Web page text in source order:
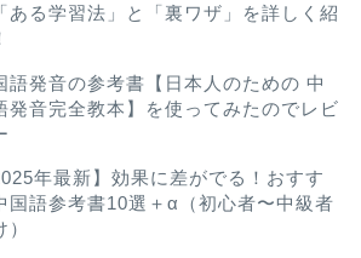
ある学習法」と「裏ワザ」を詳しく紹
語発音の参考書【日本人のための 中
発音完全教本】を使ってみたのでレビ
年最新】効果に差がでる！おすす
国語参考書10選＋α（初心者〜中級者
）